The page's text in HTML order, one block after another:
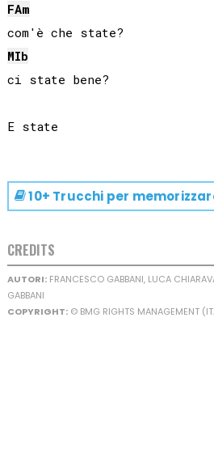
FAm
MIb
ci state bene?
10+ Trucchi per
CREDITS
AUTORI:FRANCESCO GABBANI, LUCA
GABBANI
COPYRIGHT:© BMG RIGHTS MANAGEMENT